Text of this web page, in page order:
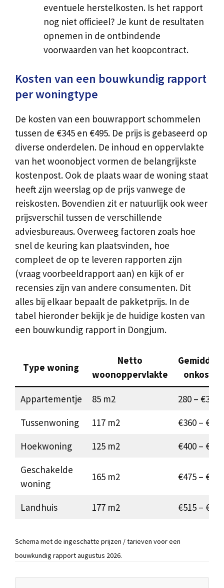
eventuele herstelkosten. Is het rapport
nog niet officieel? Je kunt de resultaten
opnemen in de ontbindende
voorwaarden van het koopcontract.
Kosten van een bouwkundig rapport
per woningtype
De kosten van een bouwrapport schommelen
tussen de €345 en €495. De prijs is gebaseerd op
diverse onderdelen. De inhoud en oppervlakte
van het woonobject vormen de belangrijkste
kostenpost. Ook de plaats waar de woning staat
heeft zijn weerslag op de prijs vanwege de
reiskosten. Bovendien zit er natuurlijk ook weer
prijsverschil tussen de verschillende
adviesbureaus. Overweeg factoren zoals hoe
snel de keuring kan plaatsvinden, hoe
compleet de op te leveren rapporten zijn
(vraag voorbeeldrapport aan) en kijk of er
recensies zijn van andere consumenten. Dit
alles bij elkaar bepaalt de pakketprijs. In de
tabel hieronder bekijk je de huidige kosten van
een bouwkundig rapport in Dongjum.
Type woning
Netto
woonoppervlakte
onkosten
Appartementje 85 m2
280 – €305
Tussenwoning
117 m2
€360 – €380
Hoekwoning
125 m2
€400 – €450
Geschakelde
woning
165 m2 €475 – €505
Landhuis 177 m2 €515 – €540
Schema met de ingeschatte prijzen / tarieven voor een
bouwkundig rapport augustus 2026.